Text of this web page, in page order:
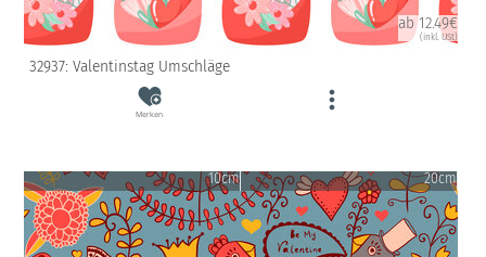
ab 12.49€
(inkl. USt)
32937: Valentinstag Umschläge
Merken
10cm 20cm